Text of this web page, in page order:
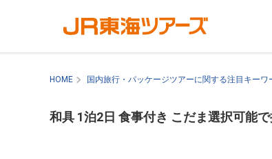
HOME 国内旅行・パッケージツアーに関する注目キーワ
和具 1泊2日 食事付き こだま選択可能